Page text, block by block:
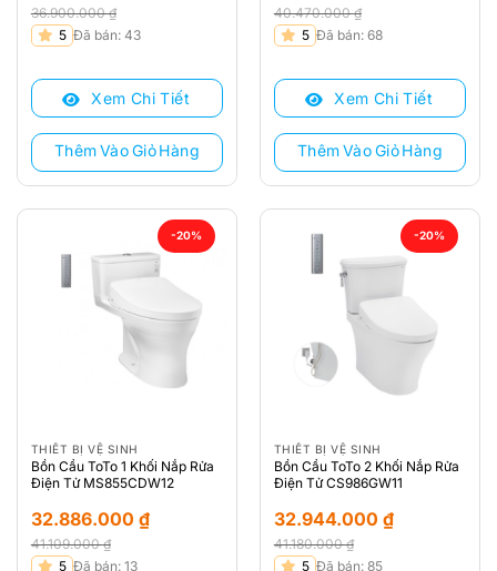
36.900.000₫
Giá
là:
36.900.000 ₫.
Giá
tại
30.395.000 ₫.
5 Đã bán: 43
Xem Chi Tiết
Thêm Vào Giỏ Hàng
40.470.000₫
Giá
là:
40.470.000 ₫.
Giá
tại
32.376.000 ₫.
5 Đã bán: 68
Xem Chi Tiết
Thêm Vào Giỏ Hàng
-20%
THIẾT BỊ VỆ SINH
Bồn Cầu ToTo 1 Khối Nắp Rửa
Điện Tử MS855CDW12
41.109.000₫
Giá
32.886.000 ₫
Giá 5 Đã bán: 13
-20%
THIẾT BỊ VỆ SINH
Bồn Cầu ToTo 2 Khối Nắp Rửa
Điện Tử CS986GW11
41.180.000₫
Giá
32.944.000 ₫
Giá 5 Đã bán: 85